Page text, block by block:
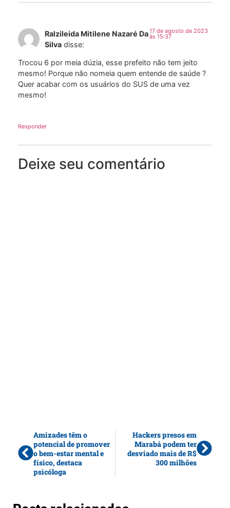
Ralzileida Mitilene Nazaré Da
Silva disse:
17 de agosto de 2023
às 15:37
Trocou 6 por meia dúzia, esse prefeito não tem jeito
mesmo! Porque não nomeia quem entende de saúde ?
Quer acabar com os usuários do SUS de uma vez
mesmo!
Responder
Deixe seu comentário
Amizades têm o
potencial de promover
o bem-estar mental e
físico, destaca
psicóloga
Hackers presos em
Marabá podem ter
desviado mais de R$
300 milhões